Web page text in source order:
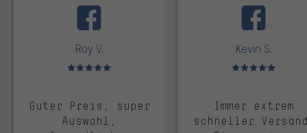
Roy V.
Bewertungen: 5 von 5
Guter Preis, super
Auswahl,
Kevin S.
Bewertungen: 5 von 5
Immer extrem
schneller